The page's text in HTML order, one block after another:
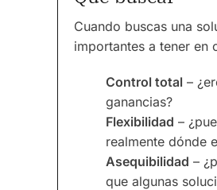
Cuando buscas una
importantes a tener en
Control total –
ganancias?
Flexibilidad –
realmente dónde
Asequibilidad –
que algunas